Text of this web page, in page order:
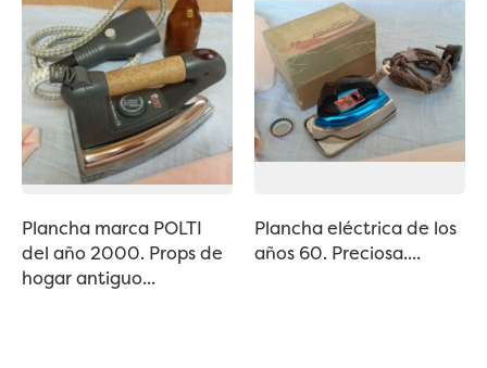
Plancha marca POLTI
del año 2000. Props de
hogar antiguo...
Plancha eléctrica de los
años 60. Preciosa....